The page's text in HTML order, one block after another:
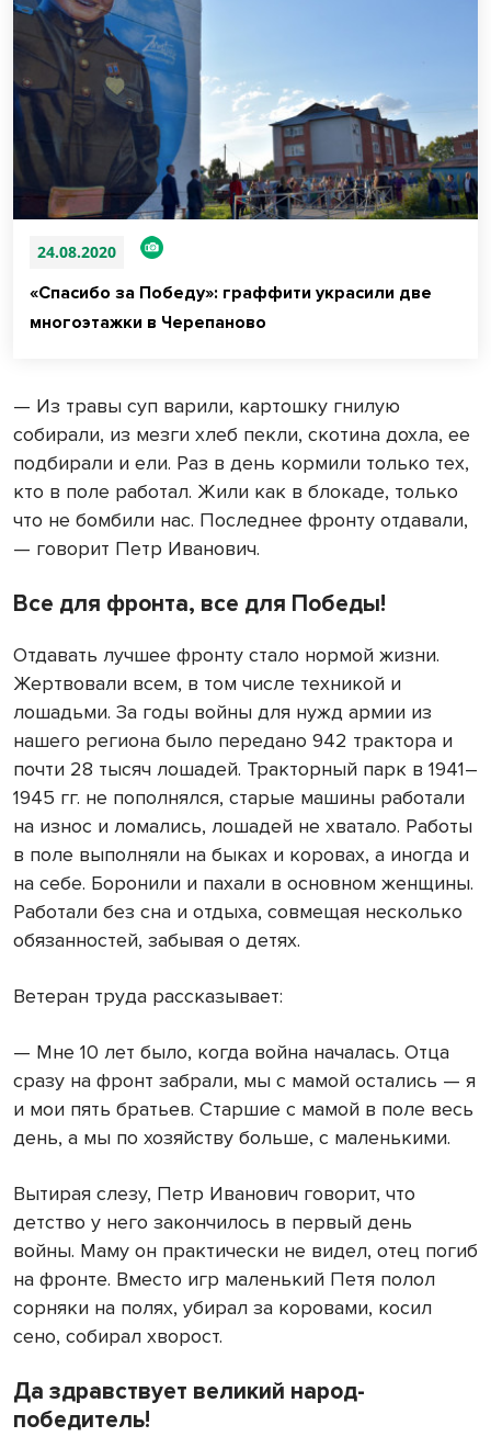
24.08.2020
«Спасибо за Победу»: граффити украсили две
многоэтажки в Черепаново
— Из травы суп варили, картошку гнилую
собирали, из мезги хлеб пекли, скотина дохла, ее
подбирали и ели. Раз в день кормили только тех,
кто в поле работал. Жили как в блокаде, только
что не бомбили нас. Последнее фронту отдавали,
— говорит Петр Иванович.
Все для фронта, все для Победы!
Отдавать лучшее фронту стало нормой жизни.
Жертвовали всем, в том числе техникой и
лошадьми. За годы войны для нужд армии из
нашего региона было передано 942 трактора и
почти 28 тысяч лошадей. Тракторный парк в 1941–
1945 гг. не пополнялся, старые машины работали
на износ и ломались, лошадей не хватало. Работы
в поле выполняли на быках и коровах, а иногда и
на себе. Боронили и пахали в основном женщины.
Работали без сна и отдыха, совмещая несколько
обязанностей, забывая о детях.
Ветеран труда рассказывает:
— Мне 10 лет было, когда война началась. Отца
сразу на фронт забрали, мы с мамой остались — я
и мои пять братьев. Старшие с мамой в поле весь
день, а мы по хозяйству больше, с маленькими.
Вытирая слезу, Петр Иванович говорит, что
детство у него закончилось в первый день
войны. Маму он практически не видел, отец погиб
на фронте. Вместо игр маленький Петя полол
сорняки на полях, убирал за коровами, косил
сено, собирал хворост.
Да здравствует великий народ-
победитель!